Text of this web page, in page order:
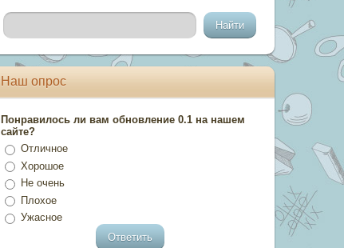
Наш опрос
Понравилось ли вам обновление 0.1 на нашем
сайте?
Отличное
Хорошое
Не очень
Плохое
Ужасное